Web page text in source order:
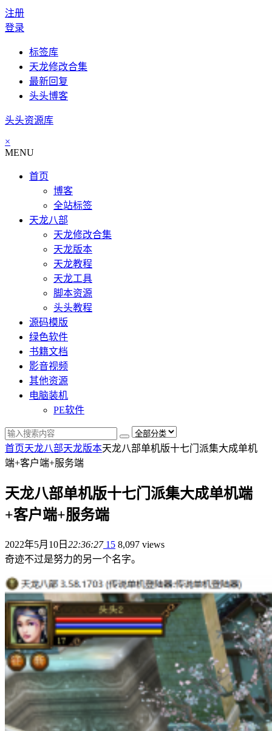
注册
登录
标签库
天龙修改合集
最新回复
头头博客
头头资源库
×
MENU
首页
博客
全站标签
天龙八部
天龙修改合集
天龙版本
天龙教程
天龙工具
脚本资源
头头教程
源码模版
绿色软件
书籍文档
影音视频
其他资源
电脑装机
PE软件
首页天龙八部天龙版本天龙八部单机版十七门派集大成单机
端+客户端+服务端
天龙八部单机版十七门派集大成单机端
+客户端+服务端
2022年5月10日 22:36:2715 8,097 views
奇迹不过是努力的另一个名字。